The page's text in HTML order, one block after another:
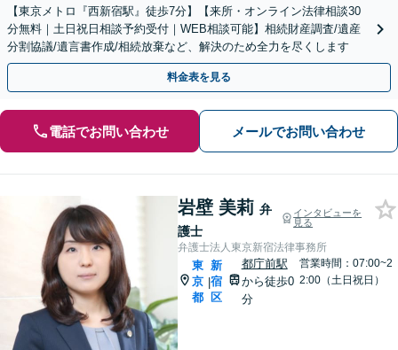
【東京メトロ『西新宿駅』徒歩7分】【来所・オンライン法律相談30
分無料｜土日祝日相談予約受付｜WEB相談可能】相続財産調査/遺産
分割協議/遺言書作成/相続放棄など、解決のため全力を尽くします
料金表を見る
電話でお問い合わせ メールでお問い合わせ
岩壁 美莉 弁
護士
インタビューを
見る
弁護士法人東京新宿法律事務所
東
京
都
|
新
宿
区
都庁前駅
から徒歩0
分
営業時間：07:00~2
2:00（土日祝日）